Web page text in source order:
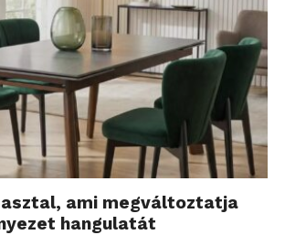
ami megváltoztatja
hangulatát